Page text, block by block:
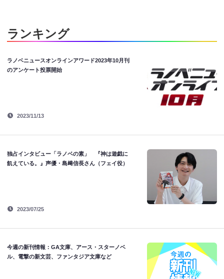
ランキング
ラノベニュースオンラインアワード2023年10月刊
のアンケート投票開始
2023/11/13
独占インタビュー「ラノベの素」 『神は遊戯に
飢えている。』声優・島﨑信長さん（フェイ役）
2023/07/25
今週の新刊情報：GA文庫、アース・スターノベ
ル、電撃の新文芸、ファンタジア文庫など